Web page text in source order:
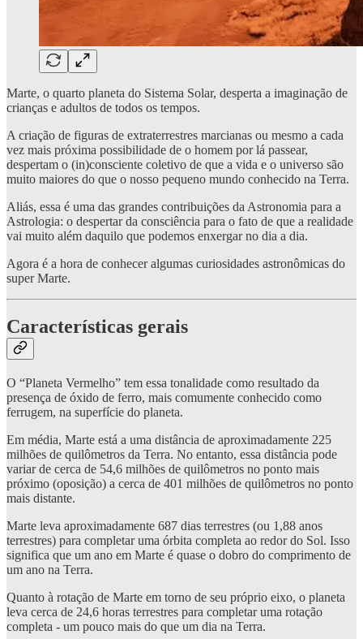
Marte, o quarto planeta do Sistema Solar, desperta a imaginação de
crianças e adultos de todos os tempos.
A criação de figuras de extraterrestres marcianas ou mesmo a cada
vez mais próxima possibilidade de o homem por lá passear,
despertam o (in)consciente coletivo de que a vida e o universo são
muito maiores do que o nosso pequeno mundo conhecido na Terra.
Aliás, essa é uma das grandes contribuições da Astronomia para a
Astrologia: o despertar da consciência para o fato de que a realidade
vai muito além daquilo que podemos enxergar no dia a dia.
Agora é a hora de conhecer algumas curiosidades astronômicas do
super Marte.
Características gerais
O “Planeta Vermelho” tem essa tonalidade como resultado da
presença de óxido de ferro, mais comumente conhecido como
ferrugem, na superfície do planeta.
Em média, Marte está a uma distância de aproximadamente 225
milhões de quilômetros da Terra. No entanto, essa distância pode
variar de cerca de 54,6 milhões de quilômetros no ponto mais
próximo (oposição) a cerca de 401 milhões de quilômetros no ponto
mais distante.
Marte leva aproximadamente 687 dias terrestres (ou 1,88 anos
terrestres) para completar uma órbita completa ao redor do Sol. Isso
significa que um ano em Marte é quase o dobro do comprimento de
um ano na Terra.
Quanto à rotação de Marte em torno de seu próprio eixo, o planeta
leva cerca de 24,6 horas terrestres para completar uma rotação
completa - um pouco mais do que um dia na Terra.